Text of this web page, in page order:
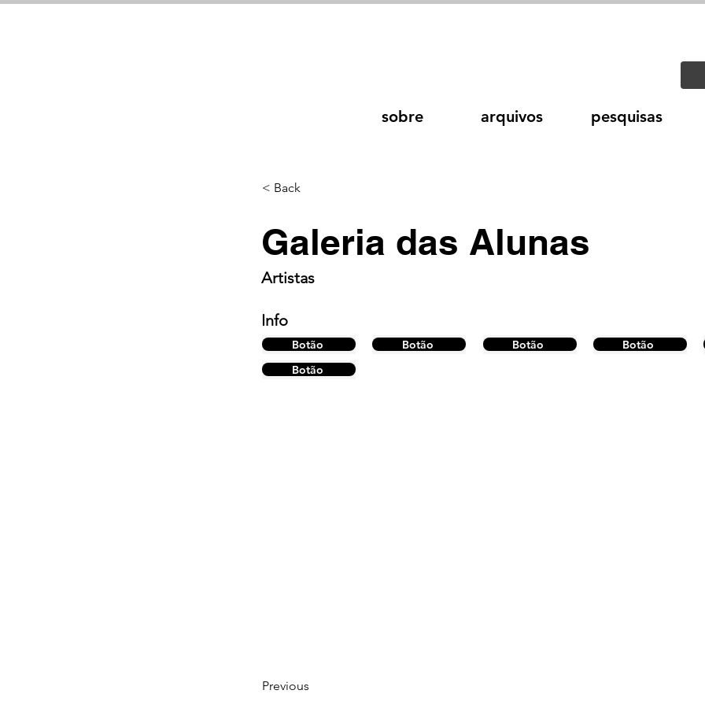
sobre arquivos pesquisas
< Back
Galeria das Alunas
Artistas
Info
Botão
Botão
Botão Botão Botão
Previous